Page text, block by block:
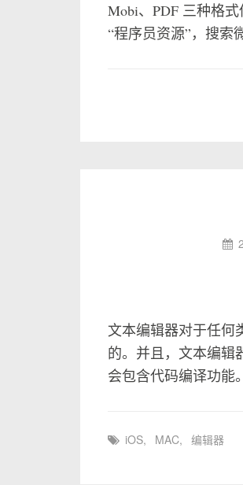
Mobi、PDF 三种格
“程序员资源”，搜
文本编辑器对于任何
的。并且，文本编辑
会包含代码编译功
iOS, MAC, 编辑器